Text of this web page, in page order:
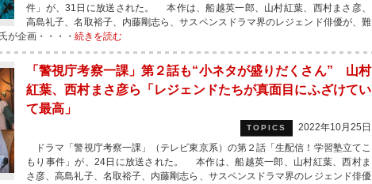
件」が、31日に放送された。 本作は、船越英一郎、山村紅葉、西村まさ彦、
高島礼子、名取裕子、内藤剛志ら、サスペンスドラマ界のレジェンド俳優が、難
が企画・・・・ 続きを読む
「警視庁考察一課」第２話も“小ネタが盛りだくさん” 山村
紅葉、西村まさ彦ら「レジェンドたちが真面目にふざけてい
て最高」
TOPICS
2022年10月25日
ドラマ「警視庁考察一課」（テレビ東京系）の第２話「生配信！学習塾立てこ
もり事件」が、24日に放送された。 本作は、船越英一郎、山村紅葉、西村ま
さ彦、高島礼子、名取裕子、内藤剛志ら、サスペンスドラマ界のレジェンド俳優